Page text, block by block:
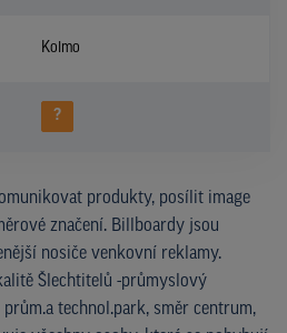
Kolmo
?
produkty, posílit image
značení. Billboardy jsou
nosiče venkovní reklamy.
Šlechtitelů -průmyslový
technol.park, směr centrum,